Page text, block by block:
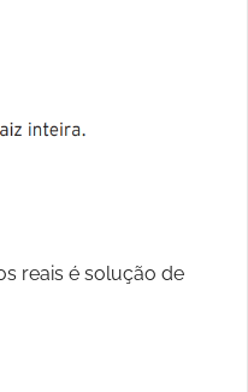
reais é solução de